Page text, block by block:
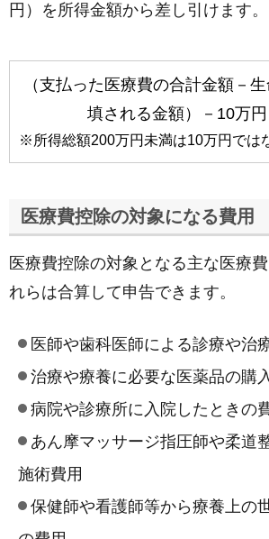
円）を所得金額から差し引けます。
（支払った医療費の合計金額－
填される金額）－10万
※所得総額200万円未満は10万円では
医療費控除の対象になる費用
医療費控除の対象となる主な医療
れらは合算して申告できます。
医師や歯科医師による診療や治
治療や療養に必要な医薬品の購
病院や診療所に入院したときの
あん摩マッサージ指圧師や柔道
施術費用
保健師や看護師等から療養上の